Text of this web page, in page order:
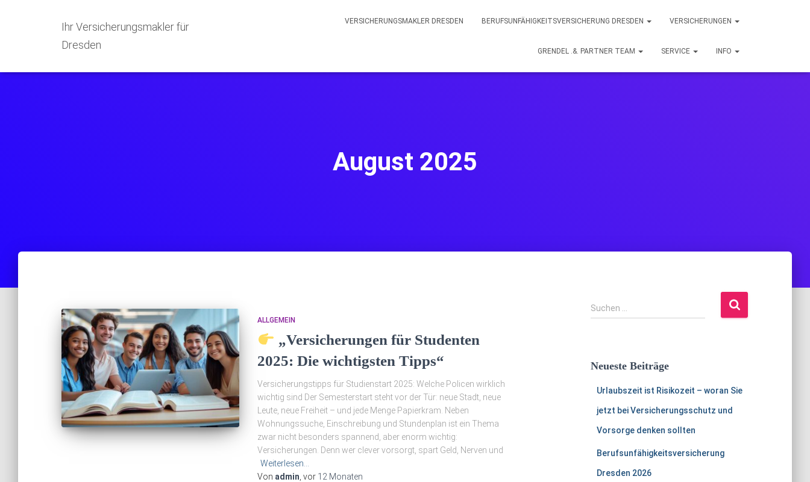
Ihr Versicherungsmakler für
Dresden
VERSICHERUNGSMAKLER DRESDEN BERUFSUNFÄHIGKEITSVERSICHERUNG DRESDEN VERSICHERUNGEN
GRENDEL .&. PARTNER TEAM SERVICE INFO
August 2025
ALLGEMEIN
„Versicherungen für Studenten
2025: Die wichtigsten Tipps“
Versicherungstipps für Studienstart 2025: Welche Policen wirklich
wichtig sind Der Semesterstart steht vor der Tür: neue Stadt, neue
Leute, neue Freiheit – und jede Menge Papierkram. Neben
Wohnungssuche, Einschreibung und Stundenplan ist ein Thema
zwar nicht besonders spannend, aber enorm wichtig:
Versicherungen. Denn wer clever vorsorgt, spart Geld, Nerven und
Weiterlesen…
Von admin , vor 12 Monaten
S
u
n
Suchen …
Neueste Beiträge
Urlaubszeit ist Risikozeit – woran Sie
jetzt bei Versicherungsschutz und
Vorsorge denken sollten
Berufsunfähigkeitsversicherung
Dresden 2026